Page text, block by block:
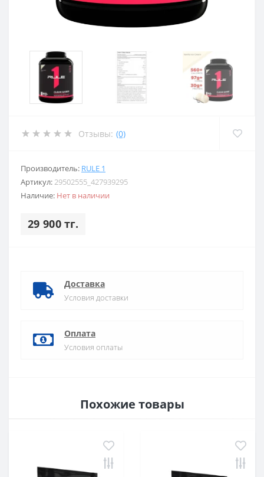
Отзывы: (0)
Производитель: RULE 1
Артикул:29502555_427939295
Наличие: Нет в наличии
29 900 тг.
Доставка
Условия доставки
Оплата
Условия оплаты
Похожие товары